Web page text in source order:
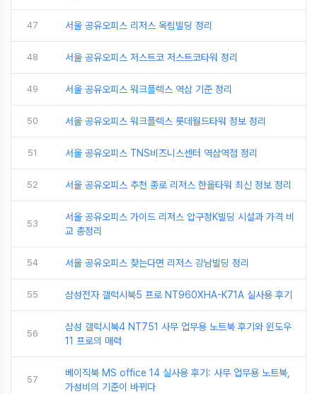
47 서울 공유오피스 리저스 옥림빌딩 정리
48 서울 공유오피스 저스트코 저스트코타워 정리
49 서울 공유오피스 워크플렉스 역삼 기준 정리
50 서울 공유오피스 워크플렉스 롯데월드타워 정보 정리
51 서울 공유오피스 TNS비즈니스센터 역삼역점 정리
52 서울 공유오피스 추천 종로 리저스 한올타워 최신 정보 정리
53
서울 공유오피스 가이드 리저스 압구정K빌딩 시설과 가격 비
교 총정리
54 서울 공유오피스 찾는다면 리저스 강남빌딩 정리
55 삼성전자 갤럭시북5 프로 NT960XHA-K71A 실사용 후기
56
삼성 갤럭시북4 NT751 사무 업무용 노트북 후기와 윈도우
11 프로의 매력
57
베이직북 MS office 14 실사용 후기: 사무 업무용 노트북,
가성비의 기준이 바뀌다